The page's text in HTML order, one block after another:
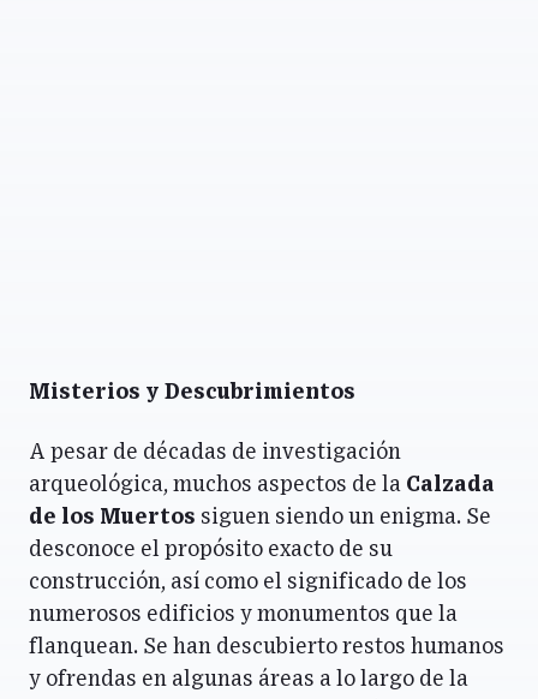
Misterios y Descubrimientos
A pesar de décadas de investigación
arqueológica, muchos aspectos de la Calzada
de los Muertos siguen siendo un enigma. Se
desconoce el propósito exacto de su
construcción, así como el significado de los
numerosos edificios y monumentos que la
flanquean. Se han descubierto restos humanos
y ofrendas en algunas áreas a lo largo de la